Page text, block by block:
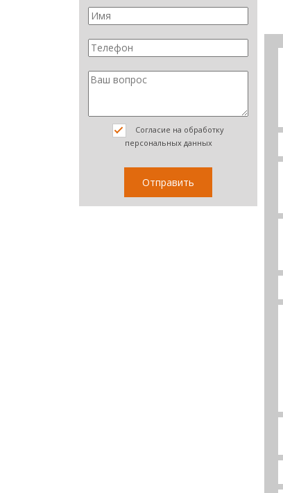
Согласие на обработку
персональных данных